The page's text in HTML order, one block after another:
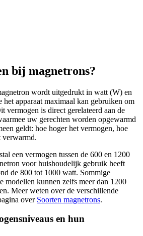
bij magnetrons?
wordt uitgedrukt in watt (W) en
het apparaat maximaal kan gebruiken om
vermogen is direct gerelateerd aan de
uw gerechten worden opgewarmd
geldt: hoe hoger het vermogen, hoe
verwarmd.
een vermogen tussen de 600 en 1200
voor huishoudelijk gebruik heeft
de 800 tot 1000 watt. Sommige
modellen kunnen zelfs meer dan 1200
Meer weten over de verschillende
over Soorten magnetrons.
en hun